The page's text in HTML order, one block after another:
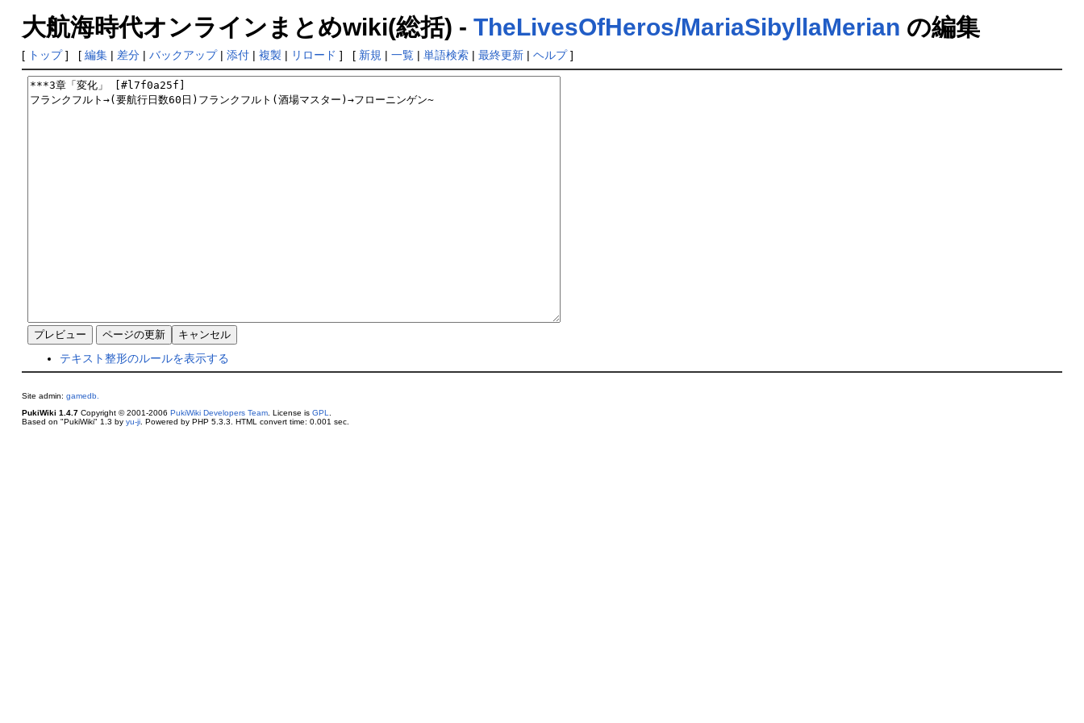
大航海時代オンラインまとめwiki(総括) - TheLivesOfHeros/MariaSibyllaMerian の編集
[ トップ] [ 編集| 差分| バックアップ| 添付| 複製 | リロード ] [ 新規 | 一覧| 単語検索| 最終更新| ヘルプ]
テキスト整形のルールを表示する
Site admin: gamedb.
PukiWiki 1.4.7Copyright © 2001-2006 PukiWiki Developers Team. License is GPL
Based on "PukiWiki" 1.3 by yu-ji. Powered by PHP 5.3.3. HTML convert time: 0.001 sec.